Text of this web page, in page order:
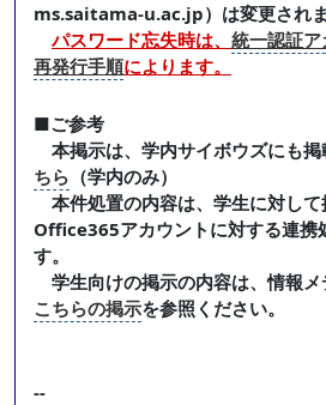
ms.saitama-u.ac.jp）は変更されま
パスワード忘失時は、 統一認証
再発行手順によります。
■ご参考
本掲示は、学内サイボウズにも
ちら （学内のみ）
本件処置の内容は、学生に対して
Office365アカウントに対する連携
す。
学生向けの掲示の内容は、情報
こちらの掲示を参照ください。
--